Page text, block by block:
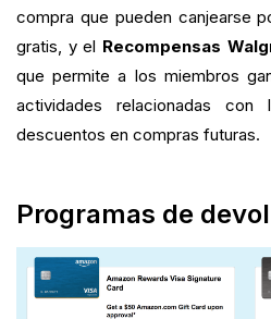
compra que pueden canjearse
gratis, y el Recompensas
que permite a los miembros
actividades relacionadas
descuentos en compras futuras.
Programas de